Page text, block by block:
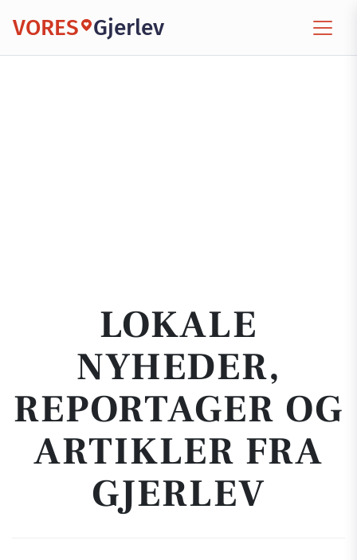
VORES Gjerlev
LOKALE
NYHEDER,
REPORTAGER OG
ARTIKLER FRA
GJERLEV